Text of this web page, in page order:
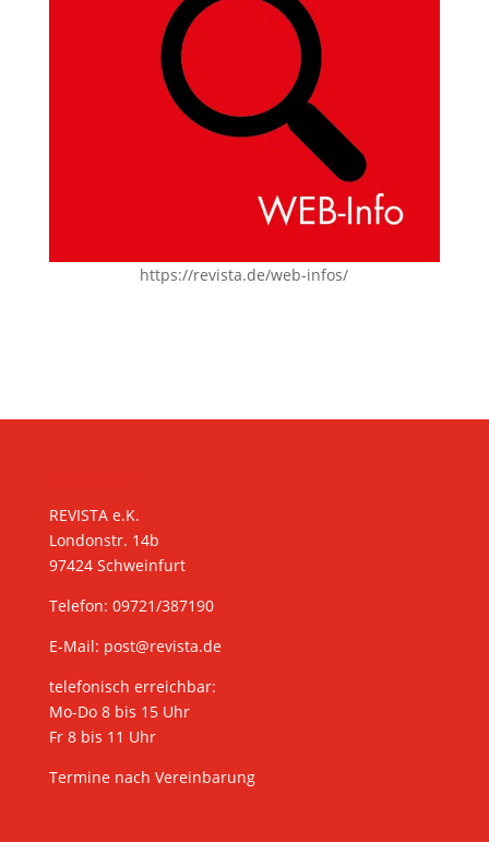
https://revista.de/web-infos/
REVISTA e.K.
Londonstr. 14b
97424 Schweinfurt
Telefon: 09721/387190
E-Mail: post@revista.de
telefonisch erreichbar:
Mo-Do 8 bis 15 Uhr
Fr 8 bis 11 Uhr
Termine nach Vereinbarung